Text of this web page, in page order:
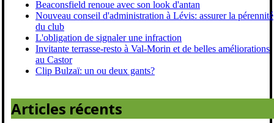
Beaconsfield renoue avec son look d'antan
Nouveau conseil d'administration à Lévis: assurer la pérennité
du club
L'obligation de signaler une infraction
Invitante terrasse-resto à Val-Morin et de belles améliorations
au Castor
Clip Bulzaï: un ou deux gants?
Articles récents